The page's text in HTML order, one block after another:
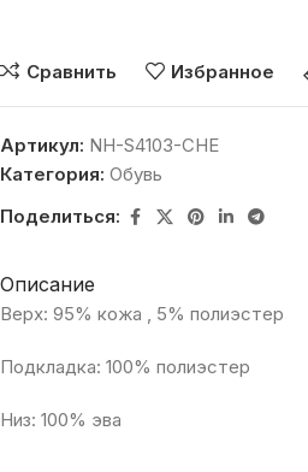
Сравнить Избранное
Артикул: NH-S4103-CHE
Категория: Обувь
Поделиться:
Описание
Верх: 95% кожа , 5% полиэстер
Подкладка: 100% полиэстер
Низ: 100% эва